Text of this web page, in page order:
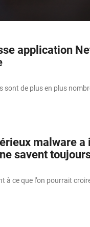
application
sont de plus en plus
malware
savent
à ce que l’on pourrait